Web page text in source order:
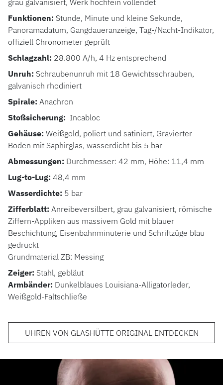
Funktionen: Stunde, Minute und kleine Sekunde,
Panoramadatum, Gangdaueranzeige, Tag-/Nacht-Indikator,
offiziell Chronometer geprüft
Schlagzahl: 28.800 A/h, 4 Hz entsprechend
Unruh: Schraubenunruh mit 18 Gewichtsschrauben,
galvanisch rhodiniert
Spirale: Anachron
Stoßsicherung: Incabloc
Gehäuse: Weißgold, poliert und satiniert, Gravierter
Boden mit Saphirglas, wasserdicht bis 5 bar
Abmessungen: Durchmesser: 42 mm, Höhe: 11,4 mm
Lug-to-Lug: 48,4 mm
Wasserdichte: 5 bar
Zifferblatt: Anreibeversilbert, grau galvanisiert, römische
Ziffern-Appliken aus massivem Gold mit blauer
Beschichtung, Eisenbahnminuterie und Schriftzüge blau
gedruckt
Grundmaterial ZB: Messing
Zeiger: Stahl, gebläut
Armbänder: Dunkelblaues Louisiana-Alligatorleder,
Weißgold-Faltschließe
UHREN VON GLASHÜTTE ORIGINAL ENTDECKEN